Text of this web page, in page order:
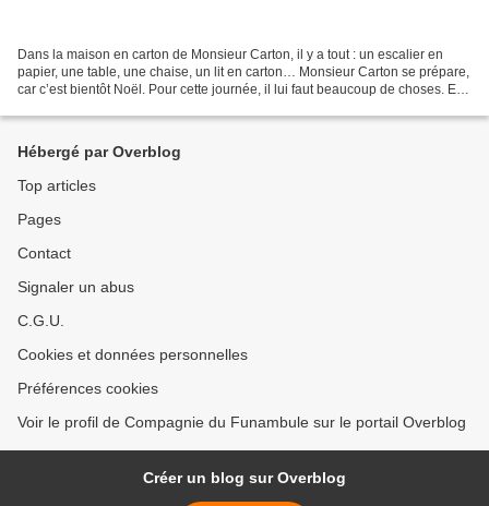
Dans la maison en carton de Monsieur Carton, il y a tout : un escalier en
papier, une table, une chaise, un lit en carton… Monsieur Carton se prépare,
car c’est bientôt Noël. Pour cette journée, il lui faut beaucoup de choses. En
Hébergé par Overblog
Top articles
Pages
Contact
Signaler un abus
C.G.U.
Cookies et données personnelles
Préférences cookies
Voir le profil de Compagnie du Funambule sur le portail Overblog
Créer un blog sur Overblog